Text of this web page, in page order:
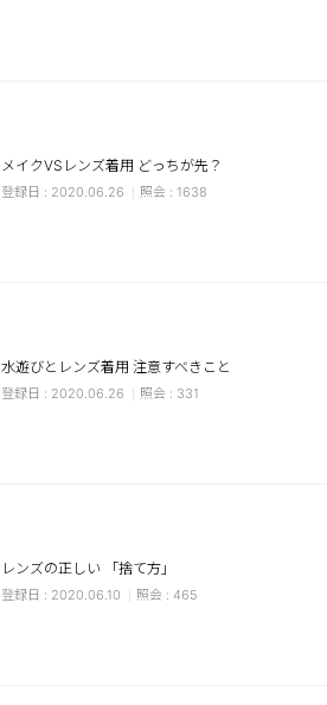
メイクVSレンズ着用 どっちが先？
2020.06.26 1638
水遊びとレンズ着用 注意すべきこと
2020.06.26 331
レンズの正しい 「捨て方」
2020.06.10 465